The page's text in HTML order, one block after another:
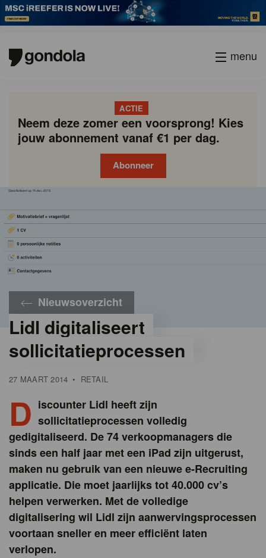
menu
ACTIE
Neem deze zomer een voorsprong! Kies
jouw abonnement vanaf €1 per dag.
Abonneer
Nieuwsoverzicht
Lidl digitaliseert
sollicitatieprocessen
27 MAART 2014 • RETAIL
D iscounter Lidl heeft zijn
sollicitatieprocessen volledig
gedigitaliseerd. De 74 verkoopmanagers die
sinds een half jaar met een iPad zijn uitgerust,
maken nu gebruik van een nieuwe e-Recruiting
applicatie. Die moet jaarlijks tot 40.000 cv’s
helpen verwerken. Met de volledige
digitalisering wil Lidl zijn aanwervingsprocessen
voortaan sneller en meer efficiënt laten
verlopen.
Gondola
academy
Gondola
society